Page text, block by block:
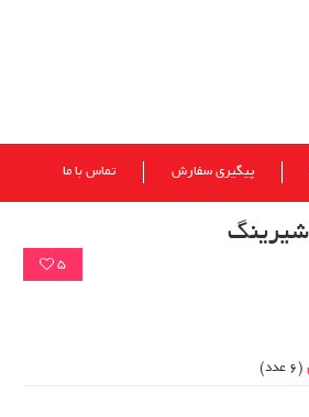
پیگیری سفارش تماس با ما
5
(6 عدد)